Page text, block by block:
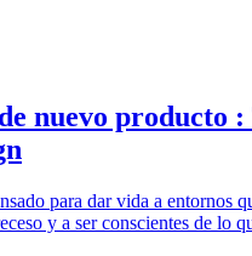
nuevo producto :
para dar vida a entornos
y a ser conscientes de lo